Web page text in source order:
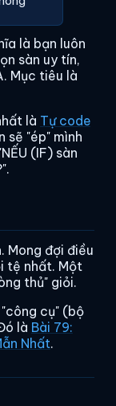
là bạn luôn
sàn uy tín,
Mục tiêu là
là Tự code
sẽ "ép" mình
(IF) sàn
Mong đợi điều
tệ nhất. Một
thủ" giỏi.
cụ" (bộ
là Bài 79:
Nhất.